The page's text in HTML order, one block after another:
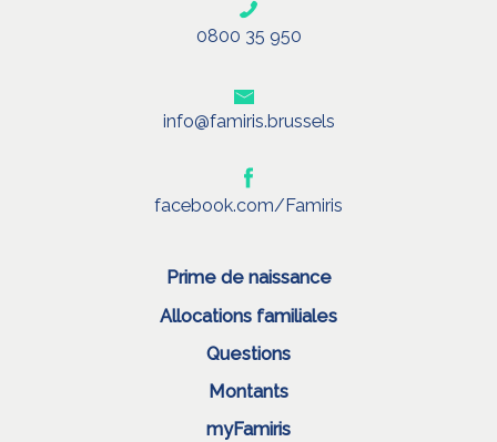
0800 35 950
info@famiris.brussels
facebook.com/Famiris
Prime de naissance
Allocations familiales
Questions
Montants
myFamiris